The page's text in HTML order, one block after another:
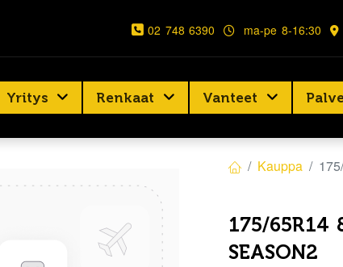
02 748 6390 ma-pe 8-16:30
Yritys Renkaat Vanteet
Kauppa
175/65R14
SEASON2